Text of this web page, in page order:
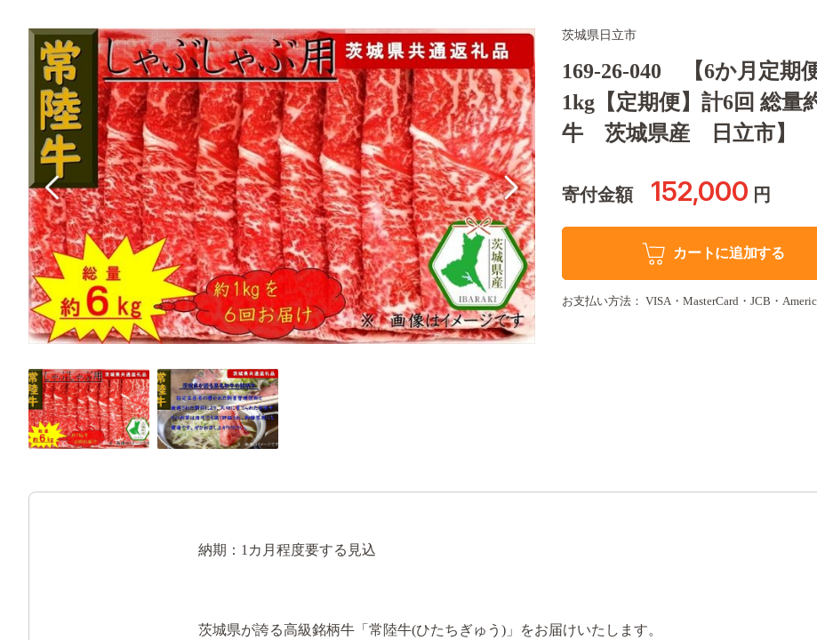
茨城県日立市
169-26-040 【6か月定期
1kg【定期便】計6回 総量
牛 茨城県産 日立市】
寄付金額 152,000 円
カートに追加する
お支払い方法： VISA・MasterCard・JCB・
納期：1カ月程度要する見込
茨城県が誇る高級銘柄牛「常陸牛(ひたちぎゅう)」をお届けいたします。